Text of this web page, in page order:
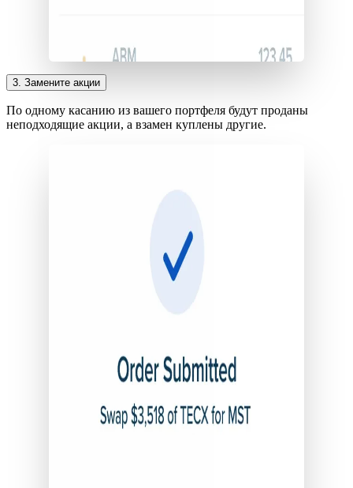
3. Замените акции
По одному касанию из вашего портфеля будут проданы
неподходящие акции, а взамен куплены другие.